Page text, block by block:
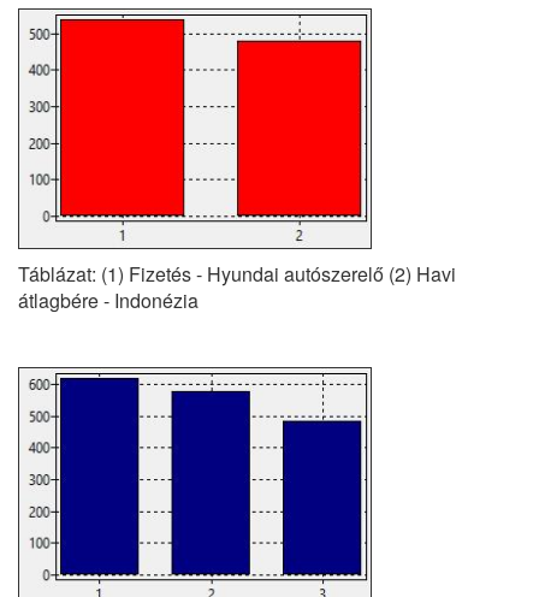
Táblázat: (1) Fizetés - Hyundai autószerelő (2) Havi
átlagbére - Indonézia